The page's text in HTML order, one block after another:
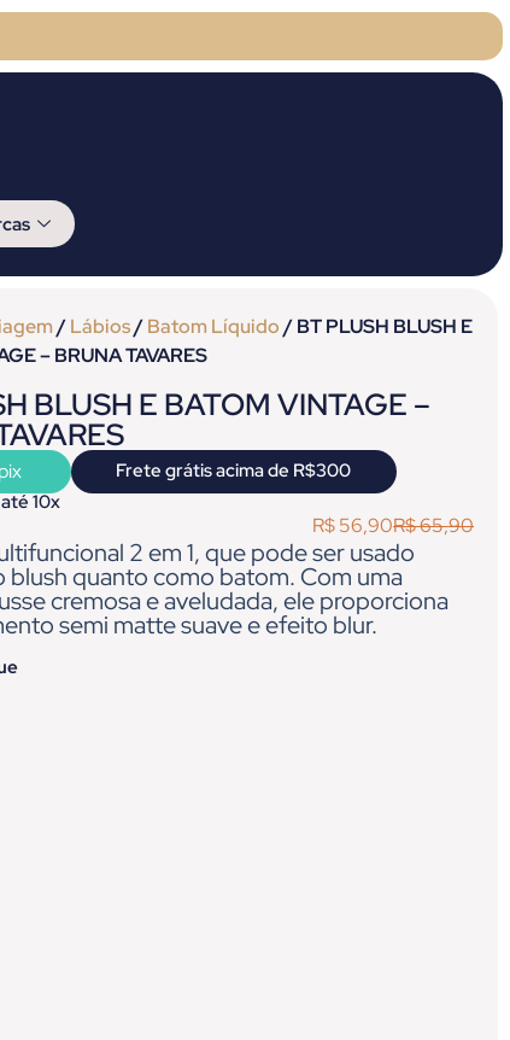
/Lábios/Batom Líquido/ BT PLUSH BLUSH E
– BRUNA TAVARES
BLUSH E BATOM VINTAGE –
Frete grátis acima de R$300
10x
R$65,90
R$56,90
2 em 1, que pode ser usado
blush quanto como batom. Com uma
cremosa e aveludada, ele proporciona
semi matte suave e efeito blur.